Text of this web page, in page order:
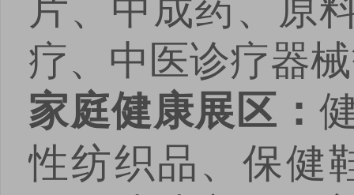
疗、中医诊疗器
家庭健康展区：
性纺织品、保健